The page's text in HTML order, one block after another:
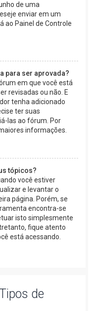
de uma
enviar em um
ao Painel de Controle
para ser aprovada?
em que você está
revisadas ou não. E
tenha adicionado
ter suas
las ao fórum. Por
informações.
tópicos?
você estiver
e levantar o
página. Porém, se
encontra-se
isto simplesmente
fique atento
está acessando.
de